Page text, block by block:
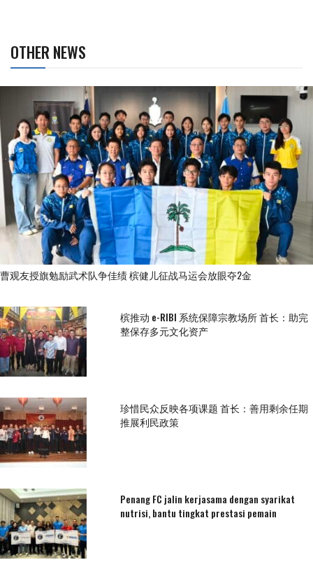
OTHER NEWS
曹观友授旗勉励武术队争佳绩 槟健儿征战马运会放眼夺2金
槟推动 e-RIBI 系统保障宗教场所 首长：助完
整保存多元文化资产
珍惜民众反映各项课题 首长：善用剩余任期
推展利民政策
Penang FC jalin kerjasama dengan syarikat
nutrisi, bantu tingkat prestasi pemain